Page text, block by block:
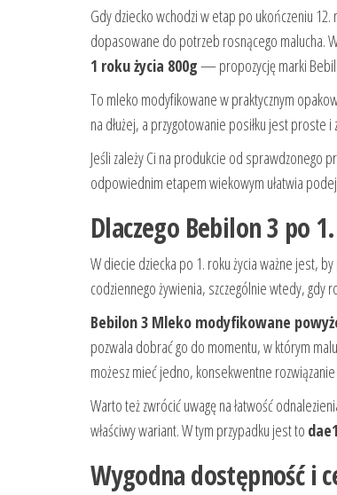
Gdy dziecko wchodzi w etap po ukończeniu
dopasowane do potrzeb rosnącego malucha.
1 roku życia 800g— propozycję marki
To mleko modyfikowane w praktycznym
na dłużej, a przygotowanie posiłku jest proste
Jeśli zależy Ci na produkcie od sprawdzonego
odpowiednim etapem wiekowym ułatwia
Dlaczego Bebilon 3 po
W diecie dziecka po 1. roku życia ważne jest,
codziennego żywienia, szczególnie wtedy, gdy
Bebilon 3 Mleko modyfikowane
pozwala dobrać go do momentu, w którym
możesz mieć jedno, konsekwentne rozwiązanie
Warto też zwrócić uwagę na łatwość
właściwy wariant. W tym przypadku jest to
Wygodna dostępność i